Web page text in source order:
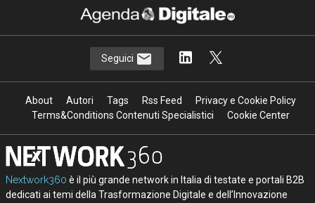
Seguici
About Autori Tags Rss Feed
Privacy e Cookie Policy
Terms&Conditions Contenuti Specialistici
Cookie Center
Nextwork360 è il più grande network in Italia di testate e portali B2B
dedicati ai temi della Trasformazione Digitale e dell’Innovazione